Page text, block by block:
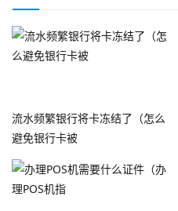
流水频繁银行将卡冻结了（怎么
避免银行卡被